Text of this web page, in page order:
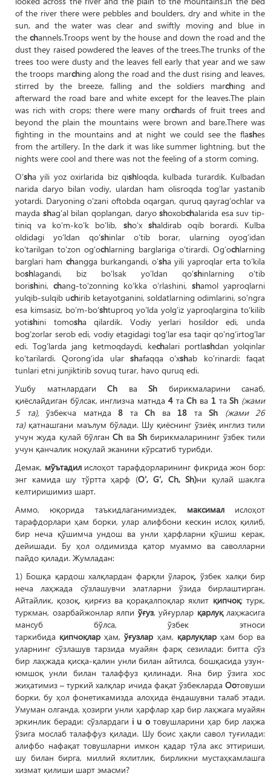
of the river there were pebbles and boulders, dry and white in the
sun, and the water was clear and swiftly moving and blue in
thechannels.Troops went by the house and down the road and the
dust they raised powdered the leaves of the trees.The trunks of the
trees too were dusty and the leaves fell early that year and we saw
the troops marching along the road and the dust rising and leaves,
stirred by the breeze, falling and the soldiers marching and
afterward the road bare and white except for the leaves.The plain
was rich with crops; there were many orchards of fruit trees and
beyond the plain the mountains were brown and bare.There was
fighting in the mountains and at night we could see the flashes
from the artillery. In the dark it was like summer lightning, but the
nights were cool and there was not the feeling of a storm coming.
O‘sha yili yoz oxirlarida biz qishloqda, kulbada turardik. Kulbadan
narida daryo bilan vodiy, ulardan ham olisroqda tog‘lar yastanib
yotardi. Daryoning o‘zani oftobda oqargan, quruq qayrag‘ochlar va
mayda shag‘al bilan qoplangan, daryoshoxobchalarida esa suv tip-
tiniq va ko‘m-ko‘k bo‘lib, sho‘x shaldirab oqib borardi. Kulba
oldidagi yo‘ldan qo‘shinlar o‘tib borar, ularning oyog‘idan
ko‘tarilgan to‘zon og‘ochlarning barglariga o‘tirardi. Og‘ochlarning
barglari ham changga burkangandi, o‘sha yili yaproqlar erta to‘kila
boshlagandi, biz bo‘lsak yo‘ldan qo‘shinlarning o‘tib
borishini,chang-to‘zonning ko‘kka o‘rlashini, shamol yaproqlarni
yulqib-sulqib uchirib ketayotganini, soldatlarning odimlarini, so‘ngra
esa kimsasiz, bo‘m-bo‘shtuproq yo‘lda yolg‘iz yaproqlargina to‘kilib
yotishini tomosha qilardik. Vodiy yerlari hosildor edi, unda
bog‘zorlar serob edi, vodiy etagidagi tog‘lar esa taqir qo‘ng‘irtog‘lar
edi. Tog‘larda jang ketmoqdaydi, kechalari portlashdan yolqinlar
ko‘tarilardi. Qorong‘ida ular shafaqqa o‘xshab ko‘rinardi: faqat
tunlari etni junjiktirib sovuq turar, havo quruq edi.
Ушбу матнлардаги Ch ва Sh бирикмаларини санаб,
қиёслайдиган бўлсак, инглизча матнда 4таCh ва 1 таSh (жами
5 та), ўзбекча матнда 8 та Ch ва 18 та Sh (жами 26
та) қатнашгани маълум бўлади. Шу қиёснинг ўзиёқ инглиз тили
учун жуда қулай бўлганCh ваSh бирикмаларининг ўзбек тили
учун қанчалик ноқулай эканини кўрсатиб турибди.
Демак, мўътадилислоҳот тарафдорларининг фикрида жон бор:
энг камида шу тўртта ҳарф (O‘, G‘, Ch, Sh)ни қулай шаклга
келтиришимиз шарт.
Аммо, юқорида таъкидлаганимиздек, максималислоҳот
тарафдорлари ҳам борки, улар алифбони кескин ислоҳ қилиб,
бир неча қўшимча ундош ва унли ҳарфларни қўшиш керак,
дейишади. Бу ҳол олдимизда қатор муаммо ва саволларни
пайдо қилади. Жумладан:
1) Бошқа қардош халқлардан фарқли ўлароқ, ўзбек халқи бир
неча лаҳжада сўзлашувчи элатларни ўзида бирлаштирган.
Айтайлик, қозоқ, қирғиз ва қорақалпоқлар яхлит қипчоқ; турк,
туркман, озарбайжонлар ялпи ўғуз, уйғурлар қарлуқлаҳжасига
мансуб бўлса, ўзбек этноси
таркибида қипчоқлар ҳам,ўғузлар ҳам, қарлуқларҳам бор ва
уларнинг сўзлашув тарзида муайян фарқ сезилади: битта сўз
бир лаҳжада қисқа-қалин унли билан айтилса, бошқасида узун-
юмшоқ унли билан талаффуз қилинади. Яна бир ўзига хос
жиҳатимиз – туркий халқлар ичида фақат ўзбекларда Оотовуши
борки, бу ҳол фонетикамизда алоҳида ёндашувни талаб этади.
Умуман олганда, ҳозирги унли ҳарфлар ҳар бир лаҳжага муайян
эркинлик беради: сўзлардаги i u oтовушларини ҳар бир лаҳжа
ўзига мослаб талаффуз қилади. Шу боис ҳақли савол туғилади:
алифбо нафақат товушларни имкон қадар тўла акс эттириши,
шу билан бирга, миллий яхлитлик, бирликни мустаҳкамлашга
хизмат қилиши шарт эмасми?